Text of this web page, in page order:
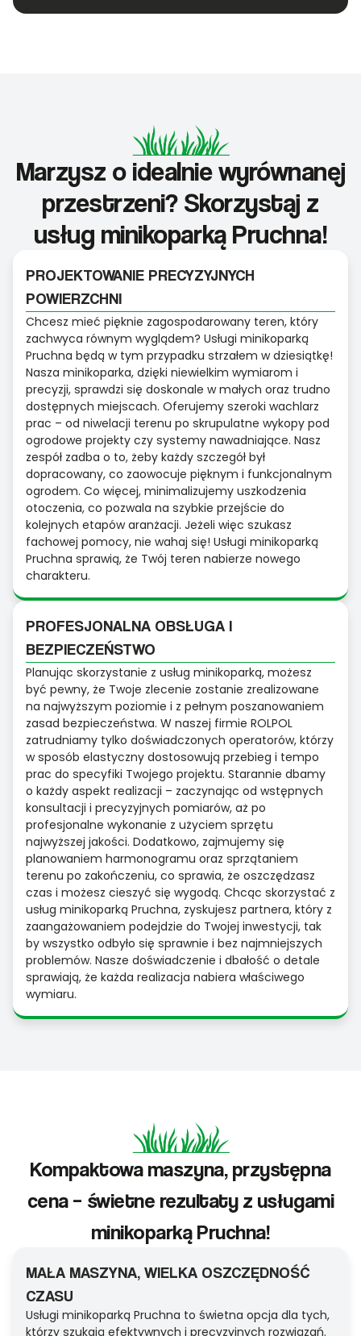
Marzysz o idealnie wyrównanej
przestrzeni? Skorzystaj z
usług minikoparką Pruchna!
PROJEKTOWANIE PRECYZYJNYCH
POWIERZCHNI
Chcesz mieć pięknie zagospodarowany teren, który
zachwyca równym wyglądem? Usługi minikoparką
Pruchna będą w tym przypadku strzałem w dziesiątkę!
Nasza minikoparka, dzięki niewielkim wymiarom i
precyzji, sprawdzi się doskonale w małych oraz trudno
dostępnych miejscach. Oferujemy szeroki wachlarz
prac – od niwelacji terenu po skrupulatne wykopy pod
ogrodowe projekty czy systemy nawadniające. Nasz
zespół zadba o to, żeby każdy szczegół był
dopracowany, co zaowocuje pięknym i funkcjonalnym
ogrodem. Co więcej, minimalizujemy uszkodzenia
otoczenia, co pozwala na szybkie przejście do
kolejnych etapów aranżacji. Jeżeli więc szukasz
fachowej pomocy, nie wahaj się! Usługi minikoparką
Pruchna sprawią, że Twój teren nabierze nowego
charakteru.
PROFESJONALNA OBSŁUGA I
BEZPIECZEŃSTWO
Planując skorzystanie z usług minikoparką, możesz
być pewny, że Twoje zlecenie zostanie zrealizowane
na najwyższym poziomie i z pełnym poszanowaniem
zasad bezpieczeństwa. W naszej firmie ROLPOL
zatrudniamy tylko doświadczonych operatorów, którzy
w sposób elastyczny dostosowują przebieg i tempo
prac do specyfiki Twojego projektu. Starannie dbamy
o każdy aspekt realizacji – zaczynając od wstępnych
konsultacji i precyzyjnych pomiarów, aż po
profesjonalne wykonanie z użyciem sprzętu
najwyższej jakości. Dodatkowo, zajmujemy się
planowaniem harmonogramu oraz sprzątaniem
terenu po zakończeniu, co sprawia, że oszczędzasz
czas i możesz cieszyć się wygodą. Chcąc skorzystać z
usług minikoparką Pruchna, zyskujesz partnera, który z
zaangażowaniem podejdzie do Twojej inwestycji, tak
by wszystko odbyło się sprawnie i bez najmniejszych
problemów. Nasze doświadczenie i dbałość o detale
sprawiają, że każda realizacja nabiera właściwego
wymiaru.
Kompaktowa maszyna, przystępna
cena – świetne rezultaty z usługami
minikoparką Pruchna!
MAŁA MASZYNA, WIELKA OSZCZĘDNOŚĆ
CZASU
Usługi minikoparką Pruchna to świetna opcja dla tych,
którzy szukają efektywnych i precyzyjnych rozwiązań.